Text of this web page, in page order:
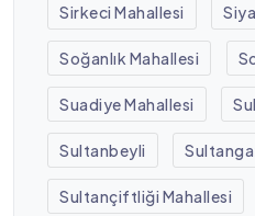
Sirkeci Mahallesi
Soğanlık Mahallesi
Suadiye Mahallesi
Sultanbeyli
Sultançiftliği Mahallesi